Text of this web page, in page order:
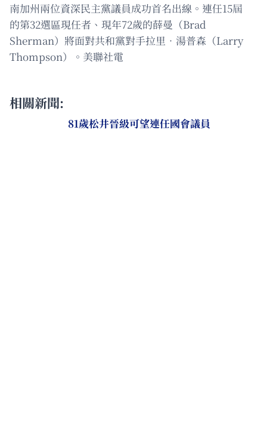
南加州兩位資深民主黨議員成功首名出線。連任15屆
的第32選區現任者、現年72歲的薛曼（Brad
Sherman）將面對共和黨對手拉里‧湯普森（Larry
Thompson）。美聯社電
相關新聞:
81歲松井晉級可望連任國會議員